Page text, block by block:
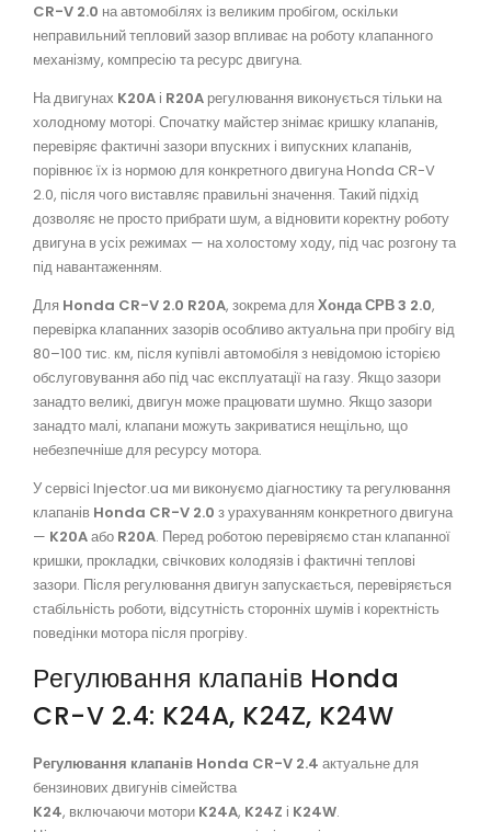
CR-V 2.0 на автомобілях із великим пробігом, оскільки
неправильний тепловий зазор впливає на роботу клапанного
механізму, компресію та ресурс двигуна.
На двигунах K20A і R20A регулювання виконується тільки на
холодному моторі. Спочатку майстер знімає кришку клапанів,
перевіряє фактичні зазори впускних і випускних клапанів,
порівнює їх із нормою для конкретного двигуна Honda CR-V
2.0, після чого виставляє правильні значення. Такий підхід
дозволяє не просто прибрати шум, а відновити коректну роботу
двигуна в усіх режимах — на холостому ходу, під час розгону та
під навантаженням.
Для Honda CR-V 2.0 R20A, зокрема для Хонда СРВ 3 2.0,
перевірка клапанних зазорів особливо актуальна при пробігу від
80–100 тис. км, після купівлі автомобіля з невідомою історією
обслуговування або під час експлуатації на газу. Якщо зазори
занадто великі, двигун може працювати шумно. Якщо зазори
занадто малі, клапани можуть закриватися нещільно, що
небезпечніше для ресурсу мотора.
У сервісі Injector.ua ми виконуємо діагностику та регулювання
клапанів Honda CR-V 2.0 з урахуванням конкретного двигуна
— K20Aабо R20A. Перед роботою перевіряємо стан клапанної
кришки, прокладки, свічкових колодязів і фактичні теплові
зазори. Після регулювання двигун запускається, перевіряється
стабільність роботи, відсутність сторонніх шумів і коректність
поведінки мотора після прогріву.
Регулювання клапанів Honda
CR-V 2.4: K24A, K24Z, K24W
Регулювання клапанів Honda CR-V 2.4 актуальне для
бензинових двигунів сімейства
K24, включаючи мотори K24A, K24Z і K24W.